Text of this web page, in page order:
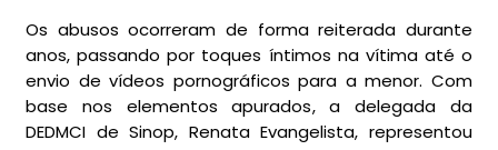
Os abusos ocorreram de forma reiterada durante
anos, passando por toques íntimos na vítima até o
envio de vídeos pornográficos para a menor. Com
base nos elementos apurados, a delegada da
DEDMCI de Sinop, Renata Evangelista, representou